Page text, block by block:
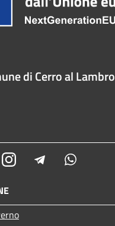
di Cerro al Lambro
Instagram Telegram